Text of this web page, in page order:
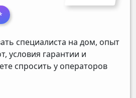
специалиста на дом, опыт
условия гарантии и
спросить у операторов